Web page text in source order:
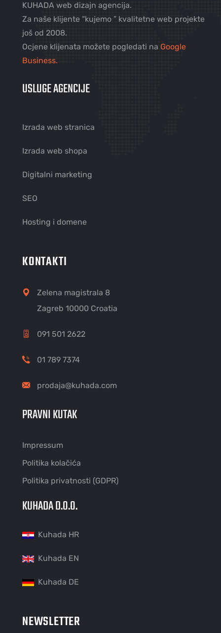
KUHADA web dizajn agencija.
Za naše klijente “kujemo ” kvalitetne web projekte
još od 2008.
Ocjene klijenata možete pogledati na Google
Business.
USLUGE AGENCIJE
Izrada web stranica
Izrada web shopa
Digitalni marketing
SEO
Hosting i domene
KONTAKTI
Zelena magistrala 8
Zagreb 10000 Croatia
091 501 2622
01 789 7374
prodaja@kuhada.com
PRAVNI KUTAK
Impressum
Politika kolačića
Politika privatnosti (GDPR)
KUHADA D.O.O.
Kuhada HR
Kuhada EN
Kuhada DE
NEWSLETTER